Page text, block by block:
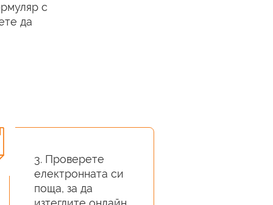
с
да
3. Проверете
електронната си
поща, за да